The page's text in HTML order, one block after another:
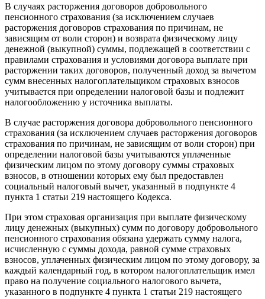
В случаях расторжения договоров добровольного
пенсионного страхования (за исключением случаев
расторжения договоров страхования по причинам, не
зависящим от воли сторон) и возврата физическому лицу
денежной (выкупной) суммы, подлежащей в соответствии с
правилами страхования и условиями договора выплате при
расторжении таких договоров, полученный доход за вычетом
сумм внесенных налогоплательщиком страховых взносов
учитывается при определении налоговой базы и подлежит
налогообложению у источника выплаты.
В случае расторжения договора добровольного пенсионного
страхования (за исключением случаев расторжения договоров
страхования по причинам, не зависящим от воли сторон) при
определении налоговой базы учитываются уплаченные
физическим лицом по этому договору суммы страховых
взносов, в отношении которых ему был предоставлен
социальный налоговый вычет, указанный в подпункте 4
пункта 1 статьи 219 настоящего Кодекса.
При этом страховая организация при выплате физическому
лицу денежных (выкупных) сумм по договору добровольного
пенсионного страхования обязана удержать сумму налога,
исчисленную с суммы дохода, равной сумме страховых
взносов, уплаченных физическим лицом по этому договору, за
каждый календарный год, в котором налогоплательщик имел
право на получение социального налогового вычета,
указанного в подпункте 4 пункта 1 статьи 219 настоящего